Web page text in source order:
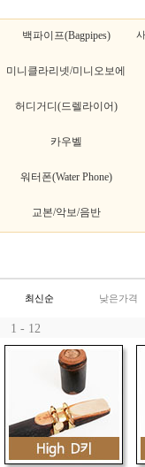
백파이프(Bagpipes)
미니클라리넷/미니오보에
허디거디(드렐라이어)
카우벨
워터폰(Water Phone)
교본/악보/음반
최신순 낮은가격
1 - 12